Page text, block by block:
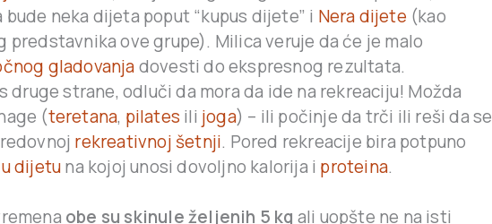
bude neka dijeta poput “kupus dijete” i Nera dijete (kao
predstavnika ove grupe). Milica veruje da će je malo
gladovanjadovesti do ekspresnog rezultata.
druge strane, odluči da mora da ide na rekreaciju! Možda
(teretana, pilates ili joga) – ili počinje da trči ili reši da se
rekreativnoj šetnji. Pored rekreacije bira potpuno
dijetuna kojoj unosi dovoljno kalorija i proteina.
obe su skinule željenih 5 kg ali uopšte ne na isti